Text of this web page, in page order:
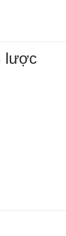
lược